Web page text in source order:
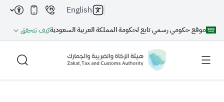
موقع حكومي رسمي تابع لحكومة المملكة العربية السعوديةكيف تتحقق
English